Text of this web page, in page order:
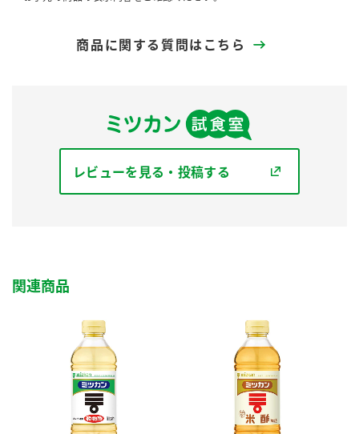
商品に関する質問はこちら
レビューを見る・投稿する
関連商品